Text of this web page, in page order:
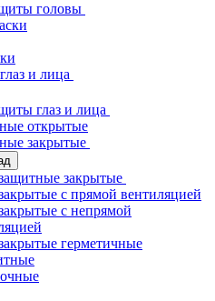
головы
и лица
глаз и лица
открытые
закрытые
закрытые
с прямой вентиляцией
с непрямой
герметичные